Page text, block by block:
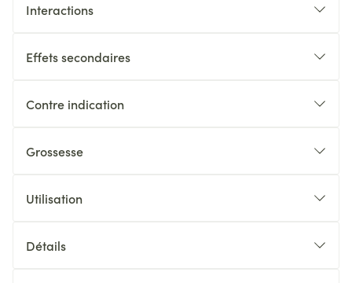
Interactions
Effets secondaires
Contre indication
Grossesse
Utilisation
Détails